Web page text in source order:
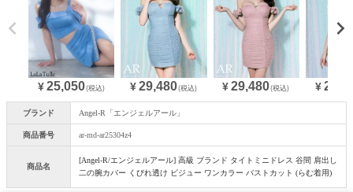
¥25,050(税込) ¥29,480(税込) ¥ 29,480(税込) ¥
ブランド Angel-R「エンジェルアール」
商品番号 ar-md-ar25304z4
商品名
[Angel-R/エンジェルアール] 高級 ブランド タイトミニドレス 谷間 肩出し
二の腕カバー くびれ透け ビジュー ワンカラー バストカット (らむ着用)